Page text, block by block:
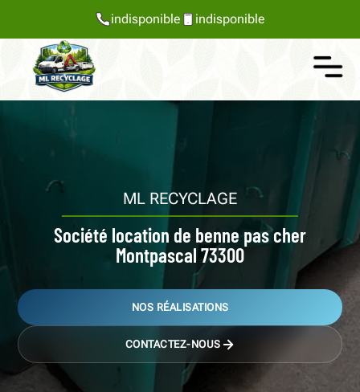
indisponible indisponible
ML RECYCLAGE
Société location de benne pas cher
Montpascal 73300
NOS RÉALISATIONS
CONTACTEZ-NOUS